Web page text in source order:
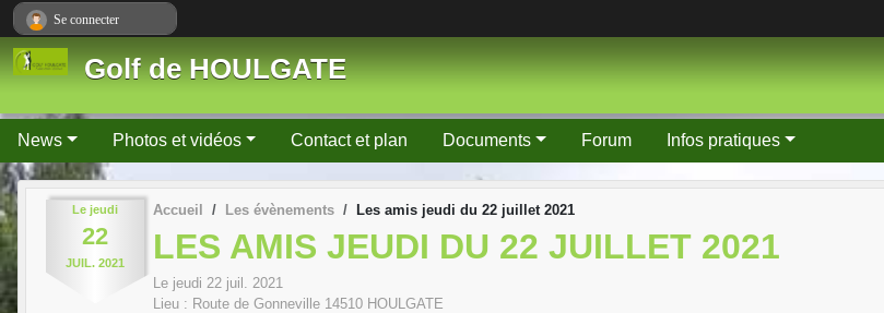
Golf de HOULGATE
News Photos et vidéos Contact et plan Documents Forum Infos pratiques
Le jeudi
22
JUIL. 2021
Accueil Les évènements Les amis jeudi du 22 juillet 2021
LES AMIS JEUDI DU 22 JUILLET 2021
Le jeudi 22 juil.
2021
Lieu : Route de Gonneville 14510 HOULGATE
Se connecter
Panneau de gestion des cookies